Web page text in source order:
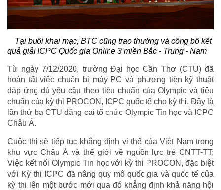
Tại buổi khai mạc, BTC cũng trao thưởng và công bố kết
quả giải ICPC Quốc gia Online 3 miền Bắc - Trung - Nam
Từ ngày 7/12/2020, trường Đại học Cần Thơ (CTU) đã
hoàn tất việc chuẩn bị máy PC và phương tiện kỹ thuật
đáp ứng đủ yêu cầu theo tiêu chuẩn của Olympic và tiêu
chuẩn của kỳ thi PROCON, ICPC quốc tế cho kỳ thi. Đây là
lần thứ ba CTU đăng cai tổ chức Olympic Tin học và ICPC
Châu Á.
Cuộc thi sẽ tiếp tục khẳng định vị thế của Việt Nam trong
khu vực Châu Á và thế giới về nguồn lực trẻ CNTT-TT;
Việc kết nối Olympic Tin học với kỳ thi PROCON, đặc biệt
với Kỳ thi ICPC đã nâng quy mô quốc gia và quốc tế của
kỳ thi lên một bước mới qua đó khẳng định khả năng hội